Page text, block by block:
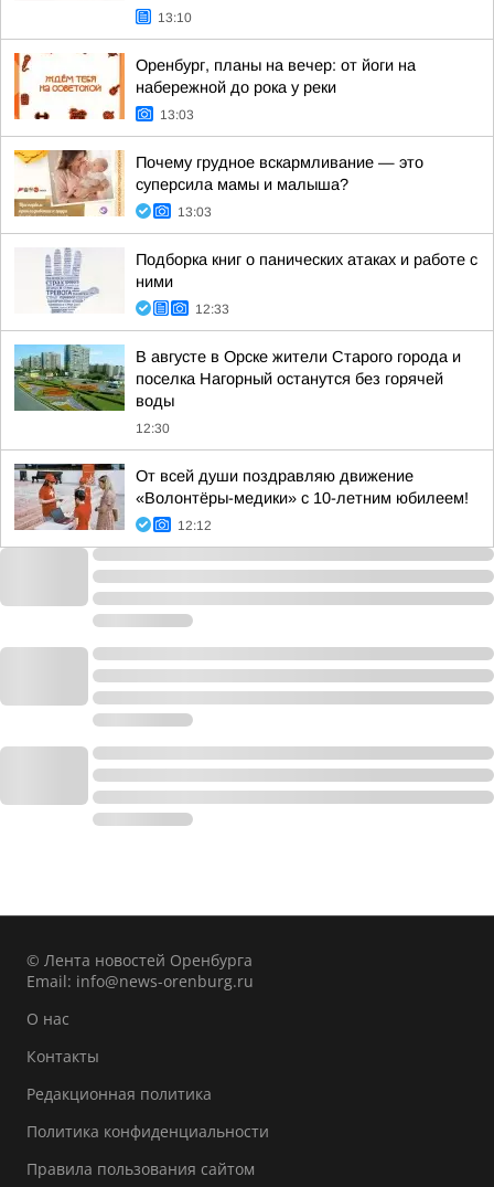
13:10
Оренбург, планы на вечер: от йоги на
набережной до рока у реки
13:03
Почему грудное вскармливание — это
суперсила мамы и малыша?
13:03
Подборка книг о панических атаках и работе с
ними
12:33
В августе в Орске жители Старого города и
поселка Нагорный останутся без горячей
воды
12:30
От всей души поздравляю движение
«Волонтёры-медики» с 10-летним юбилеем!
12:12
© Лента новостей Оренбурга
Email: info@news-orenburg.ru
О нас
Контакты
Редакционная политика
Политика конфиденциальности
Правила пользования сайтом